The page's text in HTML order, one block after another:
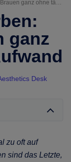
Augenbrauen färben: definierte Brauen ganz ohne täglichen Aufwand
ganz
Desk
zu oft auf
sind das Letzte,